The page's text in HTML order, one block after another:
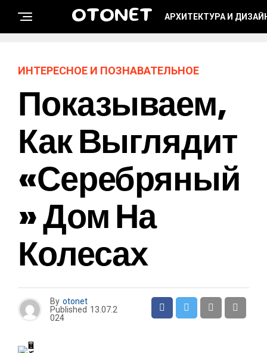
OTONET АРХИТЕКТУРА И
ИНТЕРЕСНОЕ И ПОЗНАВАТЕЛЬНОЕ
Показываем,
Как Выглядит
«серебряный
» Дом На
Колесах
By otonet
Published 13.07.2
024